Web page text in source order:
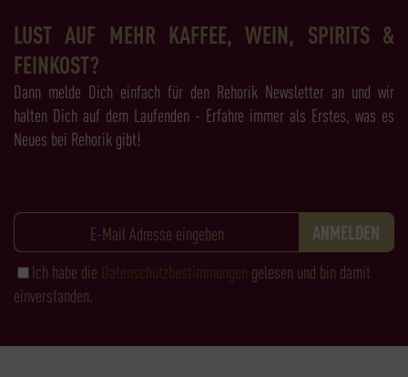
LUST AUF MEHR KAFFEE, WEIN, SPIRITS &
FEINKOST?
Dann melde Dich einfach für den Rehorik Newsletter an und wir
halten Dich auf dem Laufenden - Erfahre immer als Erstes, was es
Neues bei Rehorik gibt!
Ich habe die Datenschutzbestimmungen gelesen und bin damit
einverstanden.